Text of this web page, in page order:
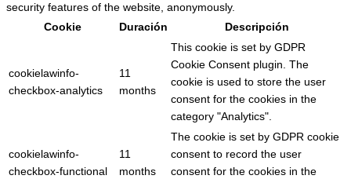
security features of the website, anonymously.
Cookie
Duración Descripción
cookielawinfo-
checkbox-analytics
11
months
This cookie is set by GDPR
Cookie Consent plugin. The
cookie is used to store the user
consent for the cookies in the
category "Analytics".
cookielawinfo-
checkbox-functional
11
months
The cookie is set by GDPR cookie
consent to record the user
consent for the cookies in the